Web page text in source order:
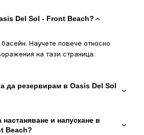
Del Sol - Front Beach?
Научете повече относно
на тази страница.
да резервирам в Oasis Del Sol
настаняване и напускане в
Beach?